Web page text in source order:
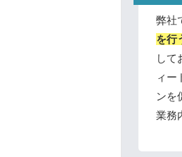
弊社
を行
して
ィー
ンを
業務